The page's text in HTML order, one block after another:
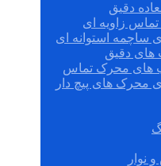
دقیق
تماس زاویه ای
ساچمه استوانه ای
های دقیق
های محرک تماس
محرک های پیچ دار
نوار